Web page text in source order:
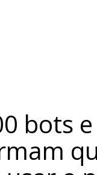
bots